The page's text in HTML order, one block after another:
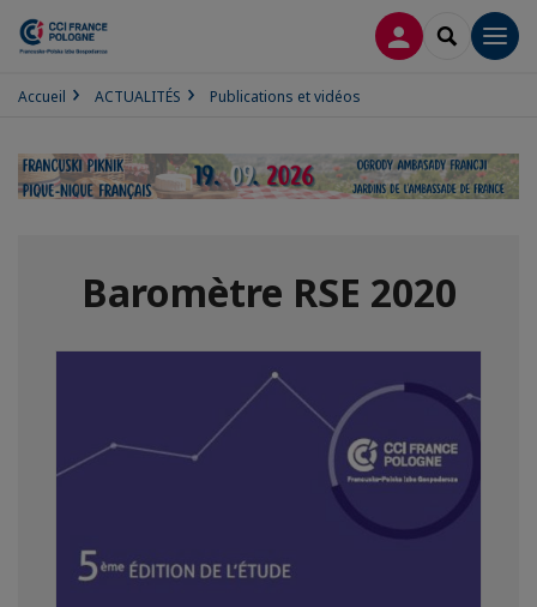
CONNEXION
Accueil ACTUALITÉS Publications et vidéos
Baromètre RSE 2020